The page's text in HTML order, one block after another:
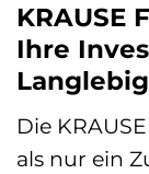
KRAUSE
Ihre
Die
als nur ein